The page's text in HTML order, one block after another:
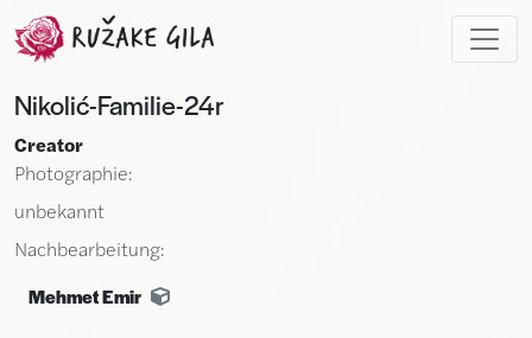
Skip to main content
Nikolić-Familie-24r
Creator
Photographie:
unbekannt
Nachbearbeitung:
Mehmet Emir